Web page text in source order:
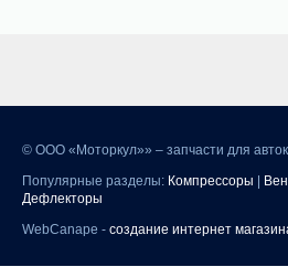
© ООО «Моторкул»» – запчасти для
Популярные разделы: Компрессоры
Дефлекторы
WebCanape - создание интернет